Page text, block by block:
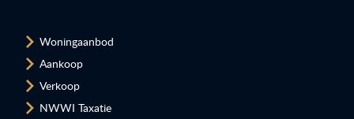
Woningaanbod
Aankoop
Verkoop
NWWI Taxatie